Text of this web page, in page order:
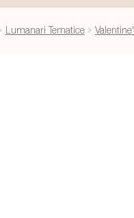
Lumanari Tematice